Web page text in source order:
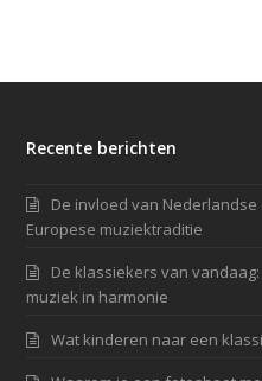
Recente berichten
De invloed van
Europese muziektraditie
De klassiekers van
muziek in harmonie
Wat kinderen naar een